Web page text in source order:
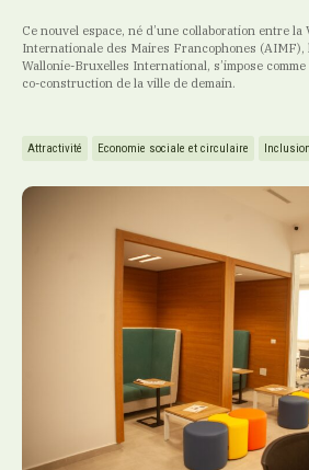
Ce nouvel espace, né d’une collaboration entre la
Internationale des Maires Francophones (AIMF),
Wallonie-Bruxelles International, s’impose
co-construction de la ville de demain.
Attractivité Economie sociale et circulaire Inclusion